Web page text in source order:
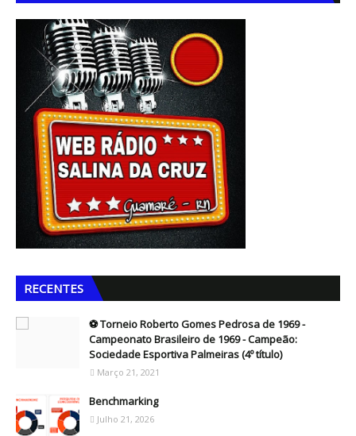
RECENTES
⚽ Torneio Roberto Gomes Pedrosa de 1969 -
Campeonato Brasileiro de 1969 - Campeão:
Sociedade Esportiva Palmeiras (4º título)
Março 21, 2021
Benchmarking
Julho 21, 2026